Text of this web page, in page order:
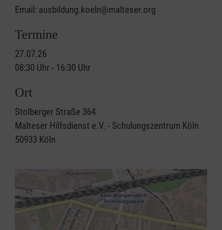
Email: ausbildung.koeln@malteser.org
Termine
27.07.26
08:30 Uhr - 16:30 Uhr
Ort
Stolberger Straße 364
Malteser Hilfsdienst e.V. - Schulungszentrum Köln
50933 Köln